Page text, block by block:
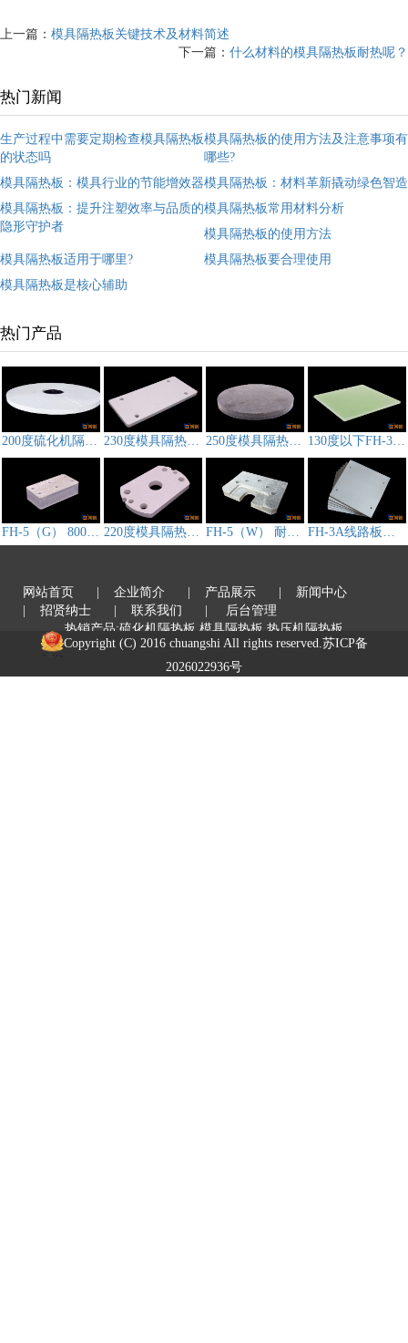
上一篇： 模具隔热板关键技术及材料简述
下一篇： 什么材料的模具隔热板耐热呢？
热门新闻
生产过程中需要定期检查模具隔热板
的状态吗
模具隔热板的使用方法及注意事项有
哪些?
模具隔热板：模具行业的节能增效器模具隔热板：材料革新撬动绿色智造
模具隔热板：提升注塑效率与品质的
隐形守护者
模具隔热板常用材料分析
模具隔热板的使用方法
模具隔热板适用于哪里?
模具隔热板要合理使用
模具隔热板是核心辅助
热门产品
网站首页 | 企业简介 | 产品展示
| 新闻中心
| 招贤纳士
| 联系我们
| 后台管理
热销产品:硫化机隔热板,模具隔热板,热压机隔热板
Copyright (C) 2016 chuangshi All rights reserved.苏ICP备
2026022936号